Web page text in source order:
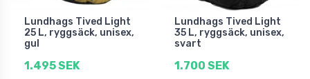
Lundhags Tived Light
25 L, ryggsäck, unisex,
gul
1.495 SEK
Lundhags Tived Light
35 L, ryggsäck, unisex,
svart
1.700 SEK